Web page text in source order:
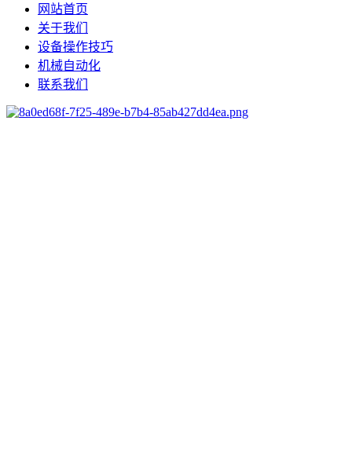
网站首页
关于我们
设备操作技巧
机械自动化
联系我们